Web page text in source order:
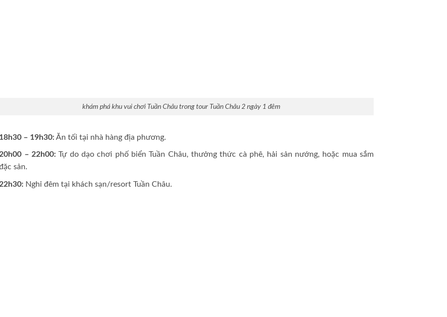
khám phá khu vui chơi Tuần Châu trong tour Tuần Châu 2 ngày 1 đêm
18h30 – 19h30:Ăn tối tại nhà hàng địa phương.
– 22h00:Tự do dạo chơi phố biển Tuần Châu, thưởng thức cà phê, hải sản nướng, hoặc mua sắm
sản.
22h30: Nghỉ đêm tại khách sạn/resort Tuần Châu.